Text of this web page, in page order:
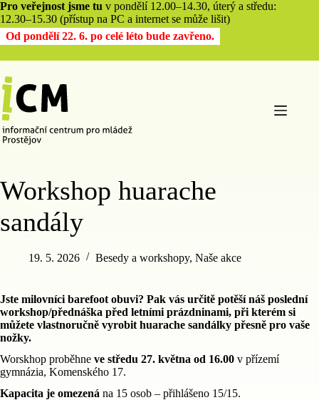
Pro veřejnost jsme tu v pondělí 12.00–14.30, úterý a středu:
12.30–15.30 (přístup na PC a internet se může lišit)
Od pondělí 22. 6. po celé léto bude zavřeno.
Workshop huarache
sandály
19. 5. 2026 Besedy a workshopy, Naše akce
Jste milovníci barefoot obuvi? Pak vás určitě potěší náš poslední
workshop/přednáška před letními prázdninami, při kterém si
můžete vlastnoručně vyrobit huarache sandálky přesně pro vaše
nožky.
Worskhop proběhne ve středu 27. května od 16.00 v přízemí
gymnázia, Komenského 17.
Kapacita je omezená na 15 osob – přihlášeno 15/15.